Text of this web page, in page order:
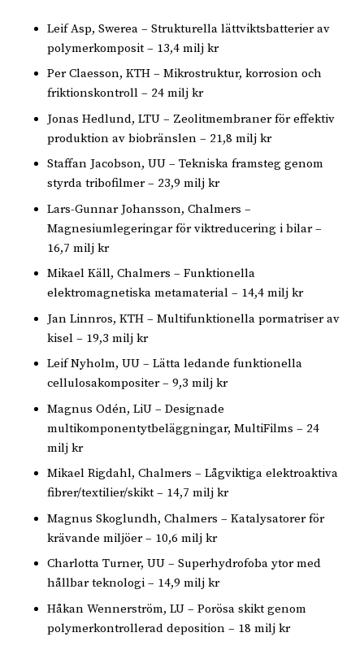
Leif Asp, Swerea – Strukturella lättviktsbatterier av
polymerkomposit – 13,4 milj kr
Per Claesson, KTH – Mikrostruktur, korrosion och
friktionskontroll – 24 milj kr
Jonas Hedlund, LTU – Zeolitmembraner för effektiv
produktion av biobränslen – 21,8 milj kr
Staffan Jacobson, UU – Tekniska framsteg genom
styrda tribofilmer – 23,9 milj kr
Lars-Gunnar Johansson, Chalmers –
Magnesiumlegeringar för viktreducering i bilar –
16,7 milj kr
Mikael Käll, Chalmers – Funktionella
elektromagnetiska metamaterial – 14,4 milj kr
Jan Linnros, KTH – Multifunktionella pormatriser av
kisel – 19,3 milj kr
Leif Nyholm, UU – Lätta ledande funktionella
cellulosakompositer – 9,3 milj kr
Magnus Odén, LiU – Designade
multikomponentytbeläggningar, MultiFilms – 24
milj kr
Mikael Rigdahl, Chalmers – Lågviktiga elektroaktiva
fibrer/textilier/skikt – 14,7 milj kr
Magnus Skoglundh, Chalmers – Katalysatorer för
krävande miljöer – 10,6 milj kr
Charlotta Turner, UU – Superhydrofoba ytor med
hållbar teknologi – 14,9 milj kr
Håkan Wennerström, LU – Porösa skikt genom
polymerkontrollerad deposition – 18 milj kr